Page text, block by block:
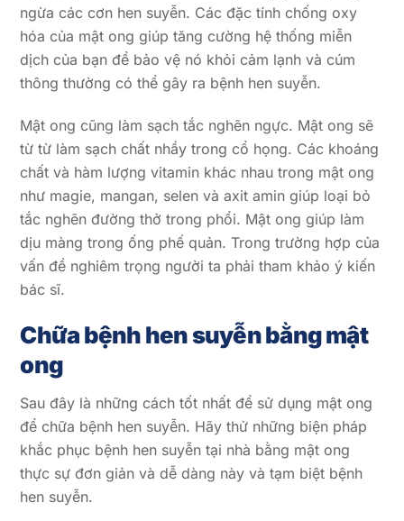
ngừa các cơn hen suyễn. Các đặc tính chống oxy
hóa của mật ong giúp tăng cường hệ thống miễn
dịch của bạn để bảo vệ nó khỏi cảm lạnh và cúm
thông thường có thể gây ra bệnh hen suyễn.
Mật ong cũng làm sạch tắc nghẽn ngực. Mật ong sẽ
từ từ làm sạch chất nhầy trong cổ họng. Các khoáng
chất và hàm lượng vitamin khác nhau trong mật ong
như magie, mangan, selen và axit amin giúp loại bỏ
tắc nghẽn đường thở trong phổi. Mật ong giúp làm
dịu màng trong ống phế quản. Trong trường hợp của
vấn đề nghiêm trọng người ta phải tham khảo ý kiến ​​​​
bác sĩ.
Chữa bệnh hen suyễn bằng mật
ong
Sau đây là những cách tốt nhất để sử dụng mật ong
để chữa bệnh hen suyễn. Hãy thử những biện pháp
khắc phục bệnh hen suyễn tại nhà bằng mật ong
thực sự đơn giản và dễ dàng này và tạm biệt bệnh
hen suyễn.